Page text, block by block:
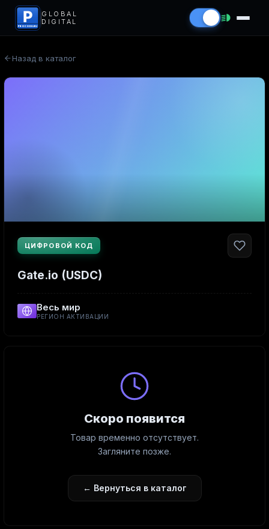
P
PROCODS.RU
GLOBAL
DIGITAL
Назад в каталог
ЦИФРОВОЙ КОД
Gate.io (USDC)
Весь мир
РЕГИОН АКТИВАЦИИ
Скоро появится
Товар временно отсутствует.
Загляните позже.
← Вернуться в каталог